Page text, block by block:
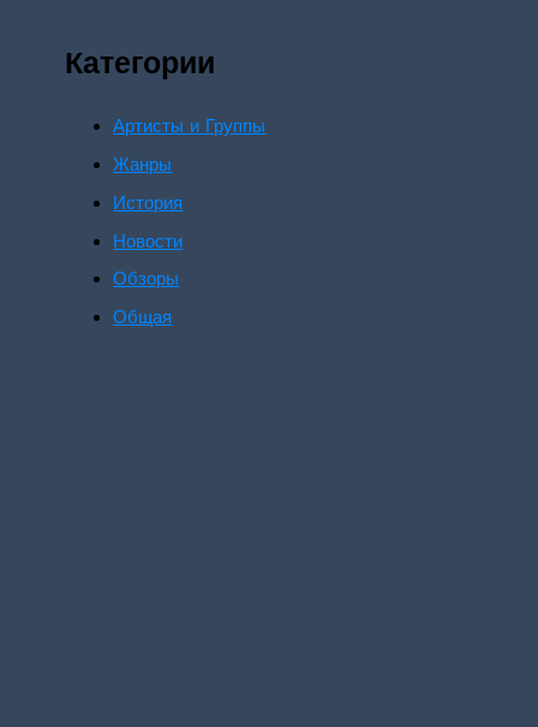
Категории
Артисты и Группы
Жанры
История
Новости
Обзоры
Общая